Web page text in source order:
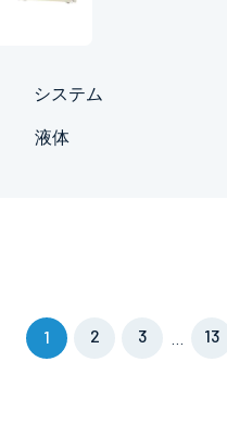
システム
液体
1 2 3 13